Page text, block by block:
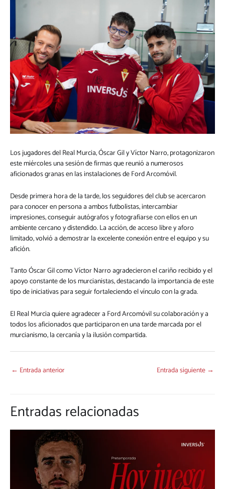
Los jugadores del Real Murcia, Óscar Gil y Víctor Narro, protagonizaron
este miércoles una sesión de firmas que reunió a numerosos
aficionados granas en las instalaciones de Ford Arcomóvil.
Desde primera hora de la tarde, los seguidores del club se acercaron
para conocer en persona a ambos futbolistas, intercambiar
impresiones, conseguir autógrafos y fotografiarse con ellos en un
ambiente cercano y distendido. La acción, de acceso libre y aforo
limitado, volvió a demostrar la excelente conexión entre el equipo y su
afición.
Tanto Óscar Gil como Víctor Narro agradecieron el cariño recibido y el
apoyo constante de los murcianistas, destacando la importancia de este
tipo de iniciativas para seguir fortaleciendo el vínculo con la grada.
El Real Murcia quiere agradecer a Ford Arcomóvil su colaboración y a
todos los aficionados que participaron en una tarde marcada por el
murcianismo, la cercanía y la ilusión compartida.
← Entrada anterior Entrada siguiente →
Entradas relacionadas